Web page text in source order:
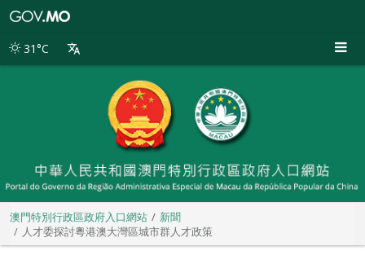
別
31°C
澳門特別行政區政府入口網站
新聞
人才委探討粵港澳大灣區城市群人才政策